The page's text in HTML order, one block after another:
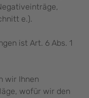
e.).
ist Art. 6 Abs. 1
wir Ihnen
wofür wir den